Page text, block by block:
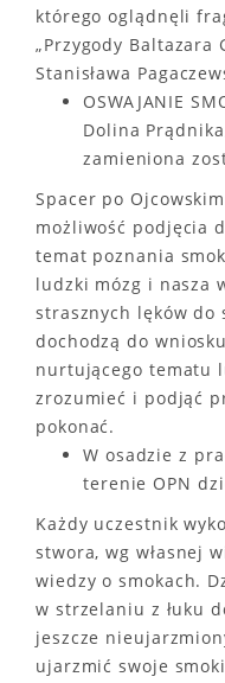
którego oglądnęli
„Przygody Baltazara
Stanisława
OSWAJANIE
Dolina
zamieniona
Spacer po
możliwość podjęcia
temat poznania
ludzki mózg i nasza
strasznych lęków do
dochodzą do
nurtującego tematu
zrozumieć i podjąć
pokonać.
W osadzie z
terenie OPN
Każdy uczestnik
stwora, wg własnej
wiedzy o smokach.
w strzelaniu z łuku
jeszcze
ujarzmić swoje